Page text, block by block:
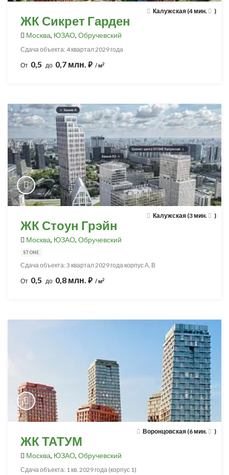
Калужская (4 мин. )
ЖК Сикрет Гарден
Москва, ЮЗАО, Обручевский
Сдача объекта: 4 квартал 2029 года
От 0,5 до 0,7 млн. ⃏ / м2
Калужская (3 мин. )
ЖК Стоун Грэйн
Москва, ЮЗАО, Обручевский
STONE
Сдача объекта: 3 квартал 2029 года корпус А, В
От 0,5 до 0,8 млн. ⃏ / м2
Воронцовская (6 мин. )
ЖК ТАТУМ
Москва, ЮЗАО, Обручевский
Сдача объекта: 1 кв. 2029 года (корпус 1)